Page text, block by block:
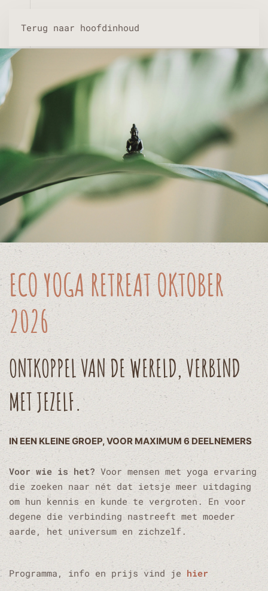
Terug naar hoofdinhoud
ECO YOGA RETREAT OKTOBER
2026
ONTKOPPEL VAN DE WERELD, VERBIND
MET JEZELF.
IN EEN KLEINE GROEP, VOOR MAXIMUM 6 DEELNEMERS
Voor wie is het? Voor mensen met yoga ervaring
die zoeken naar nét dat ietsje meer uitdaging
om hun kennis en kunde te vergroten. En voor
degene die verbinding nastreeft met moeder
aarde, het universum en zichzelf.
Programma, info en prijs vind je hier